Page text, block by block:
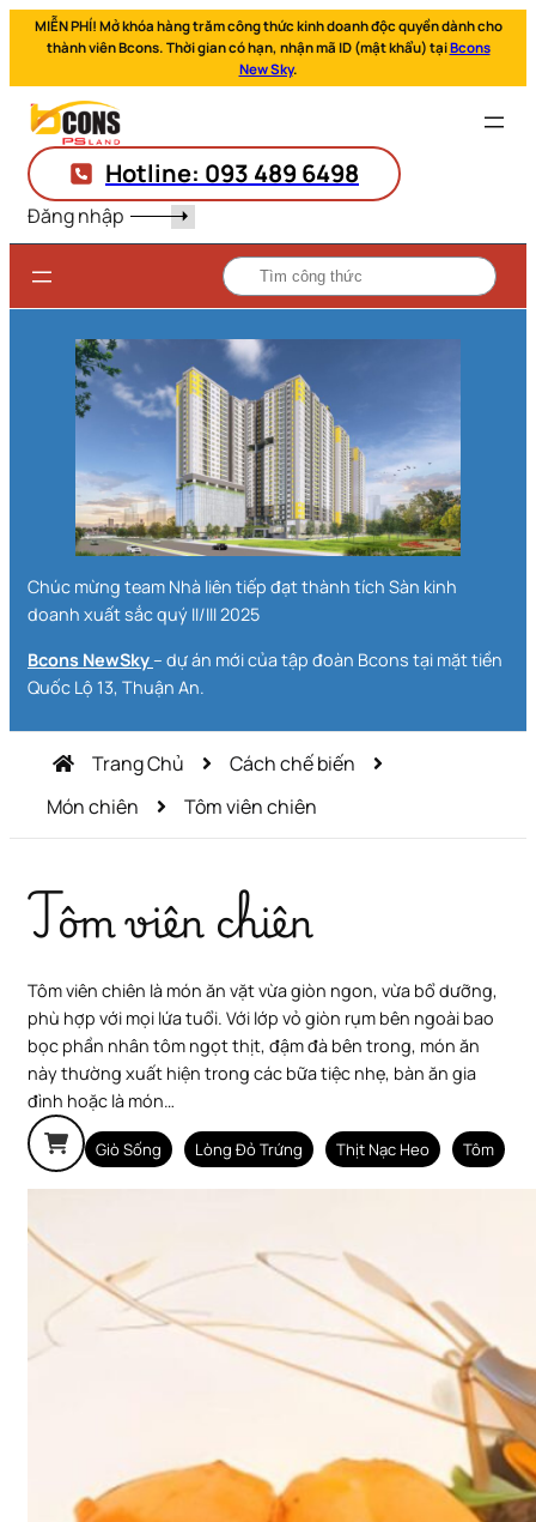
MIỄN PHÍ! Mở khóa hàng trăm công thức kinh doanh độc quyền dành cho
thành viên Bcons. Thời gian có hạn, nhận mã ID (mật khẩu) tạiBcons
New Sky.
Hotline: 093 489 6498
Đăng nhập
Chúc mừng team Nhà liên tiếp đạt thành tích Sàn kinh
doanh xuất sắc quý II/III 2025
Bcons NewSky– dự án mới của tập đoàn Bcons tại mặt tiền
Quốc Lộ 13, Thuận An.
Trang Chủ
Cách chế biến
Món chiên
Tôm viên chiên
Tôm viên chiên
Tôm viên chiên là món ăn vặt vừa giòn ngon, vừa bổ dưỡng,
phù hợp với mọi lứa tuổi. Với lớp vỏ giòn rụm bên ngoài bao
bọc phần nhân tôm ngọt thịt, đậm đà bên trong, món ăn
này thường xuất hiện trong các bữa tiệc nhẹ, bàn ăn gia
đình hoặc là món…
Giò Sống Lòng Đỏ Trứng Thịt Nạc Heo Tôm